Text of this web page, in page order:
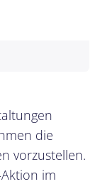
die
vorzustellen.
im